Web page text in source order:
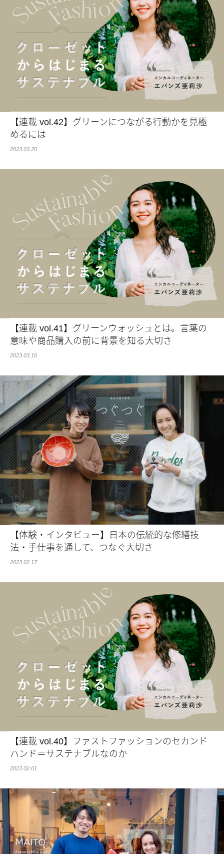
【連載 vol.42】グリーンにつながる行動かを見極
めるには
2023.03.20
【連載 vol.41】グリーンウォッシュとは。言葉の
意味や商品購入の前に背景を知る大切さ
2023.03.10
【体験・インタビュー】日本の伝統的な修繕技
法・手仕事を通して、つなぐ大切さ
2023.02.17
【連載 vol.40】ファストファッションのセカンド
ハンド＝サステナブルなのか
2023.02.01